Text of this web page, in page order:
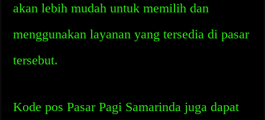
akan lebih mudah untuk memilih dan
menggunakan layanan yang tersedia di pasar
tersebut.
Kode pos Pasar Pagi Samarinda juga dapat